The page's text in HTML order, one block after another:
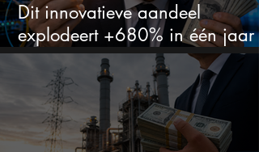
Dit innovatieve aandeel
explodeert +680% in één jaar
en blijft maar stijgen